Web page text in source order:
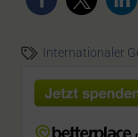
Internationaler